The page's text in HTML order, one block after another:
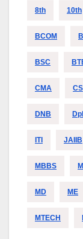
8th 10th
BCOM
BSC
CMA CS
DNB
ITI JAIIB
MBBS
MD ME
MTECH